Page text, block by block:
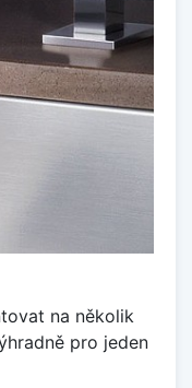
na několik
pro jeden